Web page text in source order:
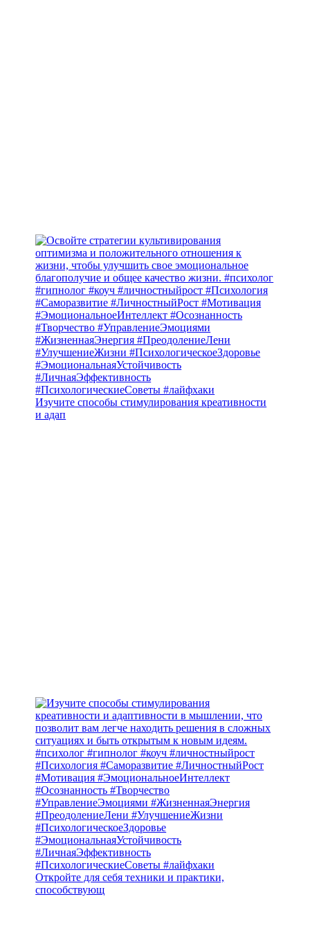
Изучите способы стимулирования креативности
и адап
Откройте для себя техники и практики,
способствующ